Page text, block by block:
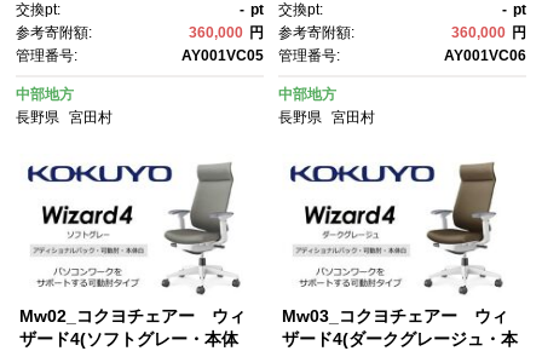
ャスター）／在宅ワーク・テレ
ワークにお勧めの椅子
交換pt: - pt
参考寄附額:
360,000 円
管理番号:
AY001VC05
中部地方
長野県
宮田村
ー）／在宅ワーク・テレワーク
にお勧めの椅子
交換pt: - pt
参考寄附額:
360,000 円
管理番号:
AY001VC06
中部地方
長野県 宮田村
Mw02_コクヨチェアー ウィ
ザード4(ソフトグレー・本体
Mw03_コクヨチェアー ウィ
ザード4(ダークグレージュ・本